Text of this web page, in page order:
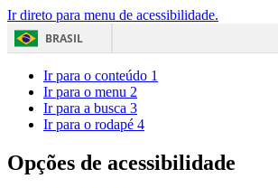
Ir direto para menu de acessibilidade.
BRASIL
Acesso à
Ir para o conteúdo 1
Ir para o menu 2
Ir para a busca 3
Ir para o rodapé 4
Opções de acessibilidade